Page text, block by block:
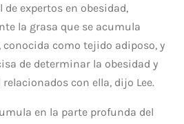
expertos en obesidad,
la grasa que se acumula
como tejido adiposo, y
de determinar la obesidad y
con ella, dijo Lee.
en la parte profunda del